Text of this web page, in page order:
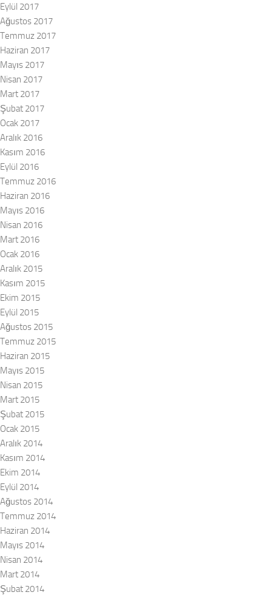
Eylül 2017
Ağustos 2017
Temmuz 2017
Haziran 2017
Mayıs 2017
Nisan 2017
Mart 2017
Şubat 2017
Ocak 2017
Aralık 2016
Kasım 2016
Eylül 2016
Temmuz 2016
Haziran 2016
Mayıs 2016
Nisan 2016
Mart 2016
Ocak 2016
Aralık 2015
Kasım 2015
Ekim 2015
Eylül 2015
Ağustos 2015
Temmuz 2015
Haziran 2015
Mayıs 2015
Nisan 2015
Mart 2015
Şubat 2015
Ocak 2015
Aralık 2014
Kasım 2014
Ekim 2014
Eylül 2014
Ağustos 2014
Temmuz 2014
Haziran 2014
Mayıs 2014
Nisan 2014
Mart 2014
Şubat 2014